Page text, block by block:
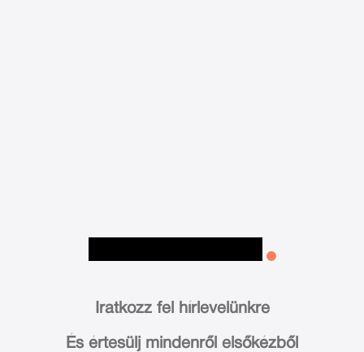
Iratkozz fel hírlevelünkre
És értesülj mindenről elsőkézből